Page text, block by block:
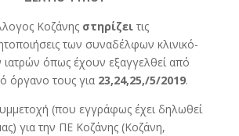
Κοζάνης στηρίζειτις
των συναδέλφων κλινικό-
ιατρών όπως έχουν εξαγγελθεί από
όργανο τους για 23,24,25,/5/2019.
(που εγγράφως έχει δηλωθεί
για την ΠΕ Κοζάνης (Κοζάνη,